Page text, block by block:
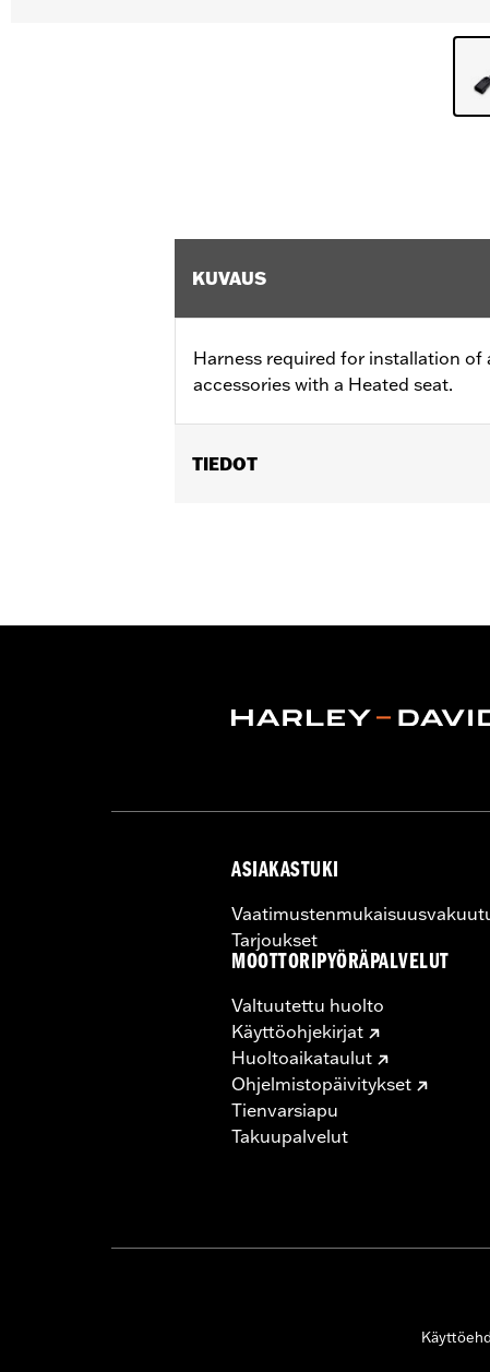
KUVAUS
Harness required for installation of
accessories with a Heated seat.
TIEDOT
ASIAKASTUKI
Tarjoukset
MOOTTORIPYÖRÄPALVELUT
Valtuutettu huolto
Käyttöohjekirjat
Huoltoaikataulut
Ohjelmistopäivitykset
Tienvarsiapu
Takuupalvelut